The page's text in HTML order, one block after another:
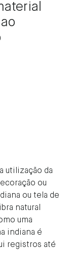
utilização da
ou
ou tela de
natural
uma
indiana é
registros até